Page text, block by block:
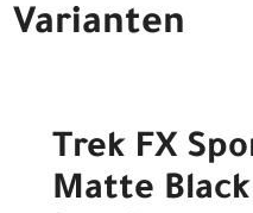
Varianten
Trek FX
Matte